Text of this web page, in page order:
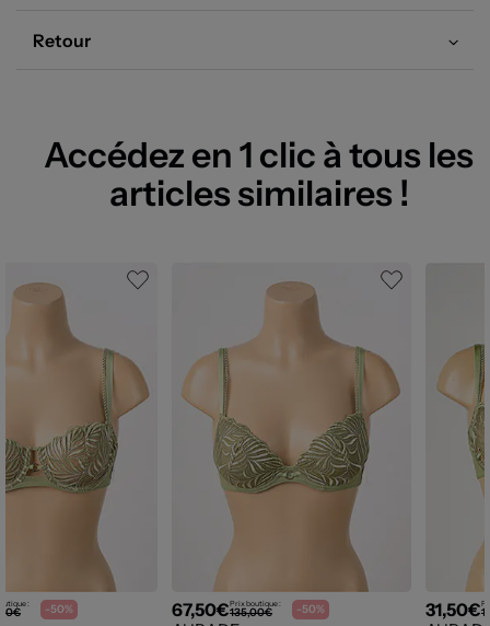
Retour
Accédez en 1 clic à tous les
articles similaires !
: -50% 67,50€Prix boutique :
135,00€ -50% 31,50€